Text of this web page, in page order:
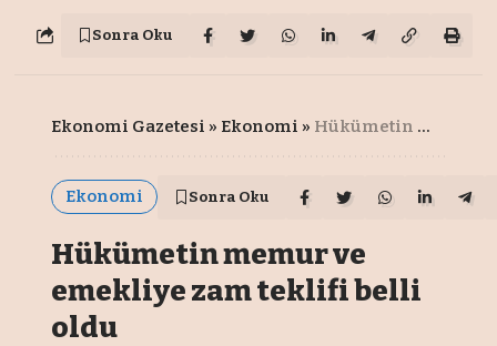
Sonra Oku
Ekonomi Gazetesi » Ekonomi » Hükümetin memur ve emekliye zam teklifi belli oldu
Ekonomi Sonra Oku
Hükümetin memur ve
emekliye zam teklifi belli
oldu